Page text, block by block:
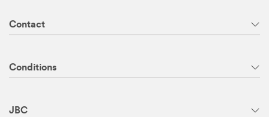
Contact
Conditions
JBC